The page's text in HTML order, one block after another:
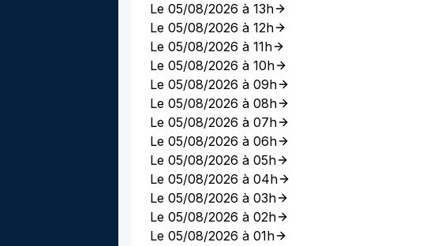
Le 05/08/2026 à 13h
Le 05/08/2026 à 12h
Le 05/08/2026 à 11h
Le 05/08/2026 à 10h
Le 05/08/2026 à 09h
Le 05/08/2026 à 08h
Le 05/08/2026 à 07h
Le 05/08/2026 à 06h
Le 05/08/2026 à 05h
Le 05/08/2026 à 04h
Le 05/08/2026 à 03h
Le 05/08/2026 à 02h
Le 05/08/2026 à 01h